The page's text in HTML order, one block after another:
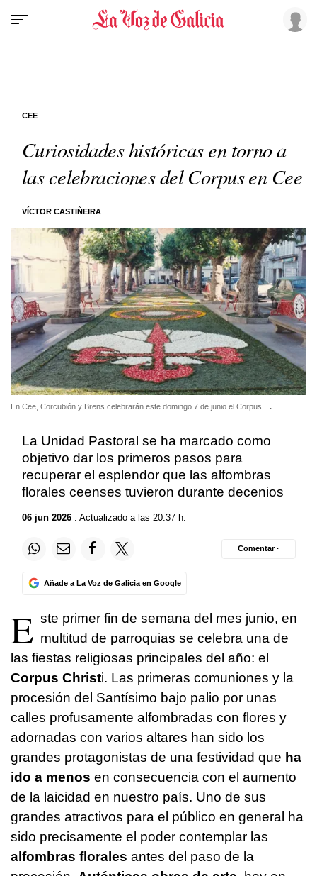
Curiosidades históricas en torno a
las celebraciones del Corpus en Cee
VÍCTOR CASTIÑEIRA
CEE
En Cee, Corcubión y Brens celebrarán este domingo 7 de junio el Corpus .
La Unidad Pastoral se ha marcado como
objetivo dar los primeros pasos para
recuperar el esplendor que las alfombras
florales ceenses tuvieron durante decenios
06 jun 2026 . Actualizado a las 20:37 h.
Añade a La Voz de Galicia en Google
Comentar ·
E ste primer fin de semana del mes junio, en
multitud de parroquias se celebra una de
las fiestas religiosas principales del año: el
Corpus Christi. Las primeras comuniones y la
procesión del Santísimo bajo palio por unas
calles profusamente alfombradas con flores y
adornadas con varios altares han sido los
grandes protagonistas de una festividad que ha
ido a menos en consecuencia con el aumento
de la laicidad en nuestro país. Uno de sus
grandes atractivos para el público en general ha
sido precisamente el poder contemplar las
alfombras florales antes del paso de la